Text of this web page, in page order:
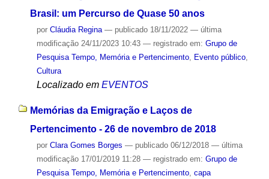
Brasil: um Percurso de Quase 50 anos
por Cláudia Regina — publicado18/11/2022 — última
modificação24/11/2023 10:43 — registrado em: Grupo de
Pesquisa Tempo, Memória e Pertencimento, Evento público,
Cultura
Localizado em EVENTOS
Memórias da Emigração e Laços de
Pertencimento - 26 de novembro de 2018
por Clara Gomes Borges — publicado06/12/2018 — última
modificação17/01/2019 11:28 — registrado em: Grupo de
Pesquisa Tempo, Memória e Pertencimento, capa